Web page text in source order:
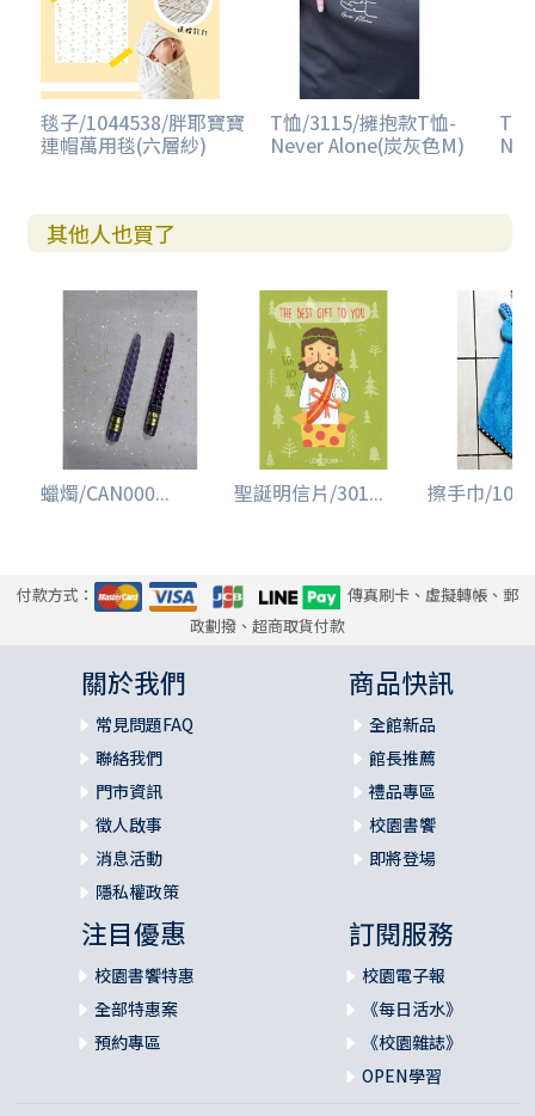
毯子/1044538/胖耶寶寶
連帽萬用毯(六層紗)
T恤/3115/擁抱款T恤-
Never Alone(炭灰色M)
T
其他人也買了
蠟燭/CAN000... 聖誕明信片/301... 擦手巾/
付款方式：
傳真刷卡、虛擬轉帳、郵
政劃撥、超商取貨付款
關於我們
常見問題FAQ
聯絡我們
門市資訊
徵人啟事
消息活動
隱私權政策
商品快訊
全館新品
館長推薦
禮品專區
校園書饗
即將登場
注目優惠
校園書饗特惠
全部特惠案
預約專區
訂閱服務
校園電子報
《每日活水》
《校園雜誌》
OPEN學習